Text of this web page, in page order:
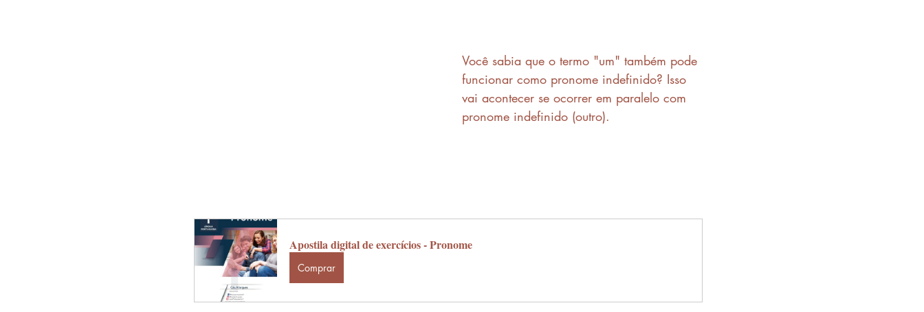
Você sabia que o termo "um" também pode
funcionar como pronome indefinido? Isso
vai acontecer se ocorrer em paralelo com
pronome indefinido (outro).
Apostila digital de exercícios - Pronome
Comprar